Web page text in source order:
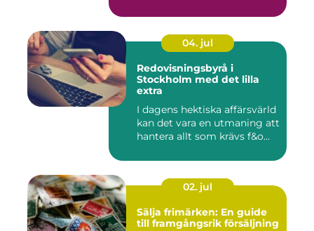
04. jul
Redovisningsbyrå i
Stockholm med det lilla
extra
I dagens hektiska affärsvärld
kan det vara en utmaning att
hantera allt som krävs f&o...
02. jul
Sälja frimärken: En guide
till framgångsrik försäljning